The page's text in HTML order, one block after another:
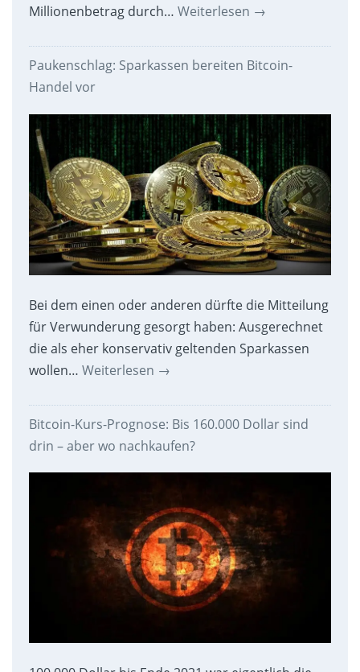
Millionenbetrag durch… Weiterlesen →
Paukenschlag: Sparkassen bereiten Bitcoin-
Handel vor
Bei dem einen oder anderen dürfte die Mitteilung
für Verwunderung gesorgt haben: Ausgerechnet
die als eher konservativ geltenden Sparkassen
wollen… Weiterlesen →
Bitcoin-Kurs-Prognose: Bis 160.000 Dollar sind
drin – aber wo nachkaufen?